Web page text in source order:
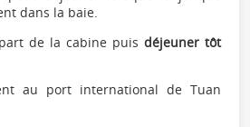
dans la baie.
de la cabine puis déjeuner tôt
au port international de Tuan